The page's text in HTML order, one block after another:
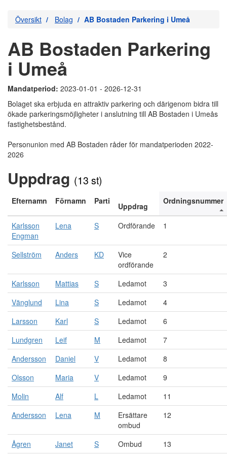
Översikt Bolag AB Bostaden Parkering i Umeå
AB Bostaden Parkering
i Umeå
Mandatperiod: 2023-01-01 - 2026-12-31
Bolaget ska erbjuda en attraktiv parkering och därigenom bidra till
ökade parkeringsmöjligheter i anslutning till AB Bostaden i Umeås
fastighetsbestånd.
Personunion med AB Bostaden råder för mandatperioden 2022-
2026
Uppdrag (13 st)
Efternamn Förnamn Parti
Uppdrag
Ordningsnummer
Karlsson
Engman
Lena S Ordförande 1
Sellström Anders KD
Vice
ordförande
2
Karlsson Mattias S Ledamot
3
Vänglund
Lina S Ledamot
4
Larsson
Karl S Ledamot
6
Lundgren
Leif M Ledamot
7
Andersson
Daniel V Ledamot
8
Olsson
Maria V Ledamot
9
Molin
Alf L Ledamot
11
Andersson
Lena M
Ersättare
ombud
12
Ågren Janet S Ombud 13